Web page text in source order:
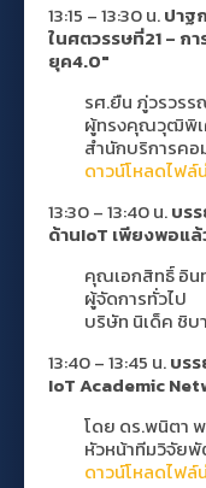
13:15 – 13:30 น.ปาฐ
ในศตวรรษที่21 – ก
ยุค4.0"
รศ.ยืน ภู่วรวร
ผู้ทรงคุณวุฒิพิเ
สำนักบริการค
ดาวน์โหลดไฟล์
13:30 – 13:40 น.บร
ด้านIoT เพียงพอแ
คุณเอกสิทธิ์ อิน
ผู้จัดการทั่วไป
บริษัท นิเด็ค ชิบ
13:40 – 13:45 น.บร
IoT Academic
โดย ดร.พนิตา
หัวหน้าทีมวิจัยพั
ดาวน์โหลดไฟล์